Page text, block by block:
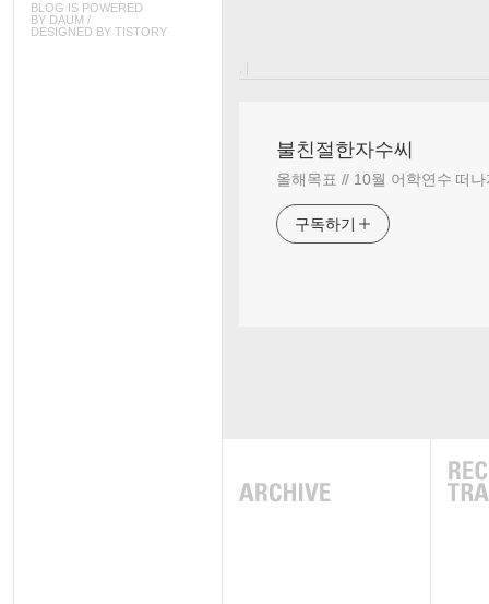
BLOG IS POWERED
BY DAUM /
DESIGNED BY TISTORY
, |
불친절한자수씨
올해목표 // 10월 어학연수 떠나
구독하기